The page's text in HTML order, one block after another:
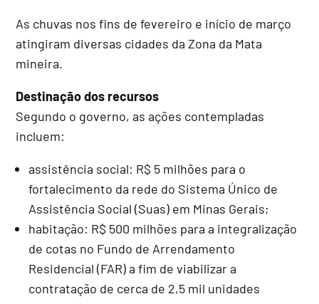
As chuvas nos fins de fevereiro e início de março
atingiram diversas cidades da Zona da Mata
mineira.
Destinação dos recursos
Segundo o governo, as ações contempladas
incluem:
assistência social: R$ 5 milhões para o
fortalecimento da rede do Sistema Único de
Assistência Social (Suas) em Minas Gerais;
habitação: R$ 500 milhões para a integralização
de cotas no Fundo de Arrendamento
Residencial (FAR) a fim de viabilizar a
contratação de cerca de 2,5 mil unidades